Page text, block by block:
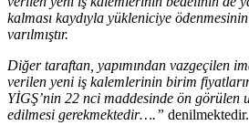
kalması kaydıyla yükleniciye
varılmıştır.
Diğer taraftan, yapımından vazgeçilen
verilen yeni iş kalemlerinin birim
YİGŞ’nin 22 nci maddesinde ön görülen
edilmesi gerekmektedir….” denilmektedir.